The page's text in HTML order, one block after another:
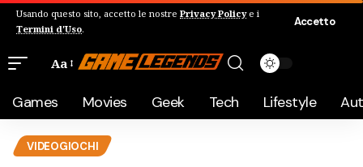
Usando questo sito, accetto le nostre Privacy Policye i
Termini d'Uso.
Accetto
Aa
Games Movies Geek Tech Lifestyle
VIDEOGIOCHI